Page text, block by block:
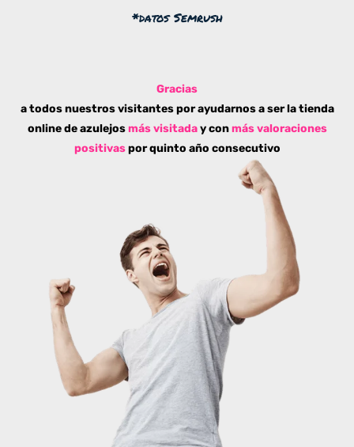
*datos Semrush
Gracias
a todos nuestros visitantes por ayudarnos a ser la tienda
online de azulejos más visitaday conmás valoraciones
positivaspor quinto año consecutivo